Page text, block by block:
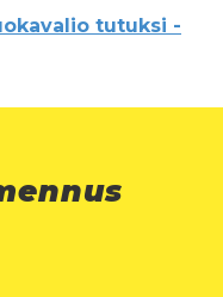
tutuksi -